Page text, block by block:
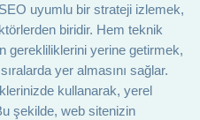
uyumlu bir strateji izlemek,
biridir. Hem teknik
gerekliliklerini yerine getirmek,
yer almasını sağlar.
kullanarak, yerel
şekilde, web sitenizin